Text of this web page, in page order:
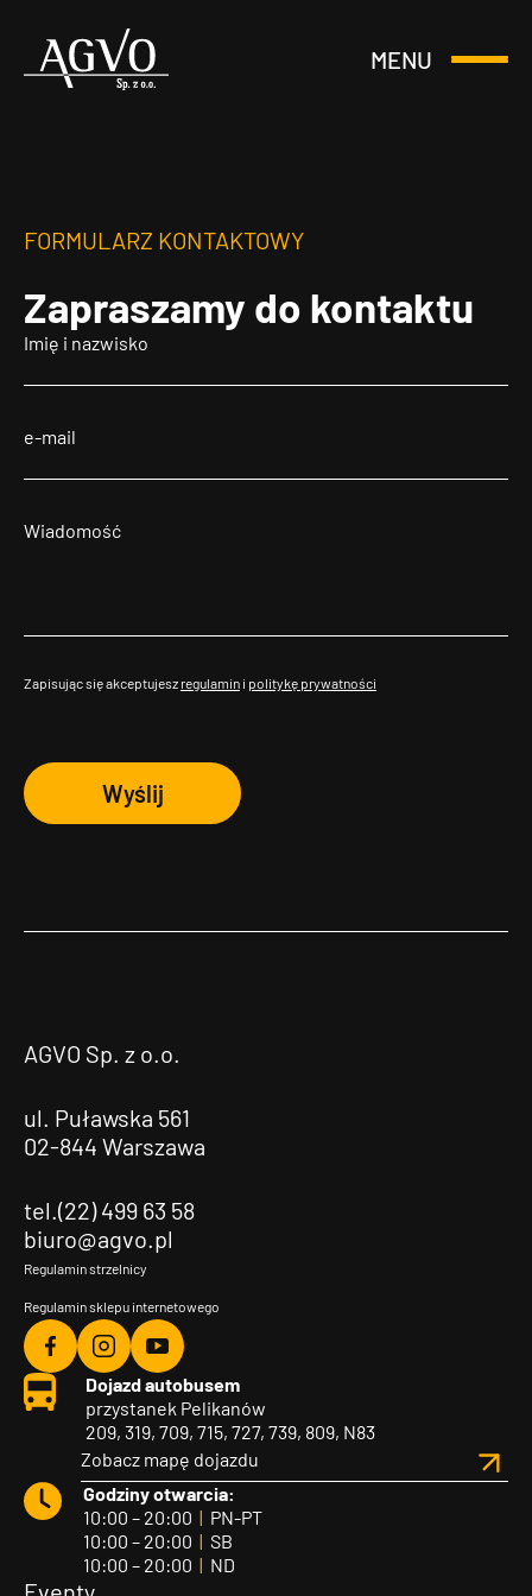
Header
MENU
Otwórz
FORMULARZ KONTAKTOWY
Zapraszamy do kontaktu
Zapisując się akceptujesz regulamin i politykę prywatności
Wyślij
AGVO Sp. z o.o.
ul. Puławska 561
02-844 Warszawa
tel.(22) 499 63 58
biuro@agvo.pl
Regulamin strzelnicy
Regulamin sklepu internetowego
Agvo
Facebook
Agvo
Instagram
Agvo
YouTube
Dojazd autobusem
przystanek Pelikanów
209, 319, 709, 715, 727, 739, 809, N83
Zobacz mapę dojazdu
Godziny otwarcia:
10:00 – 20:00 | PN-PT
10:00 – 20:00 | SB
10:00 – 20:00 | ND